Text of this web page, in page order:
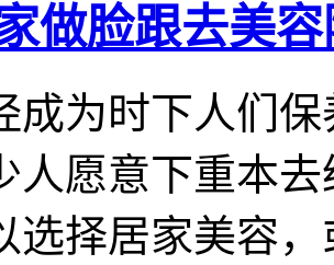
做脸跟去美
成为时下人们
人愿意下重本
选择居家美容